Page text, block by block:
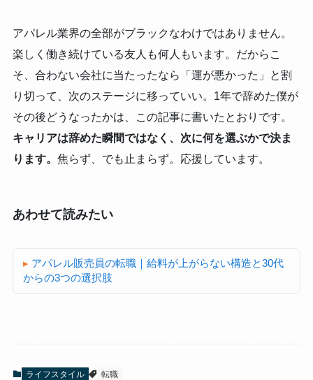
アパレル業界の全部がブラックなわけではありません。
楽しく働き続けている友人も何人もいます。だからこ
そ、合わない会社に当たったなら「運が悪かった」と割
り切って、次のステージに移っていい。1年で辞めた僕が
その後どうなったかは、この記事に書いたとおりです。
キャリアは辞めた瞬間ではなく、次に何を選ぶかで決ま
ります。 焦らず、でも止まらず。応援しています。
あわせて読みたい
アパレル販売員の転職｜給料が上がらない構造と30代
からの3つの選択肢
ライフスタイル 転職